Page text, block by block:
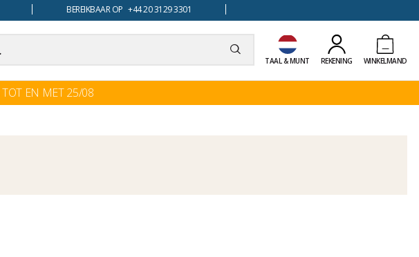
BEREIKBAAR OP +44 20 3129 3301
TAAL & MUNT REKENING WINKELMAND
TOT EN MET 25/08